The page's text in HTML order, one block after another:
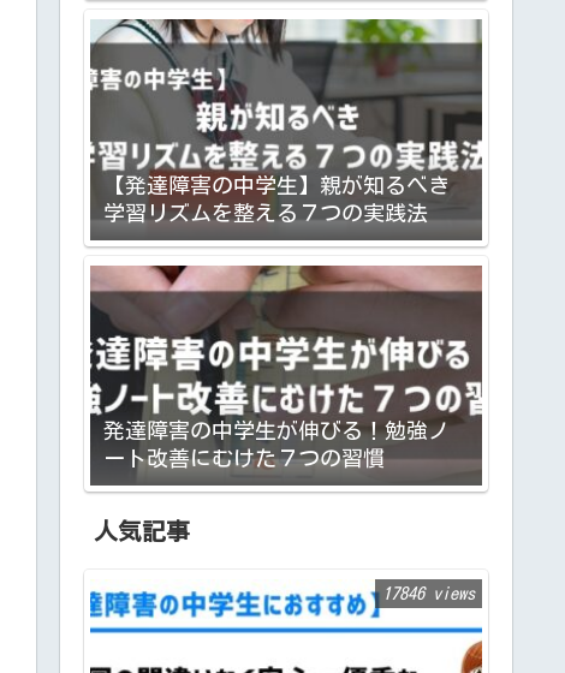
【発達障害の中学生】親が知るべき
学習リズムを整える７つの実践法
発達障害の中学生が伸びる！勉強ノ
ート改善にむけた７つの習慣
人気記事
17846 views